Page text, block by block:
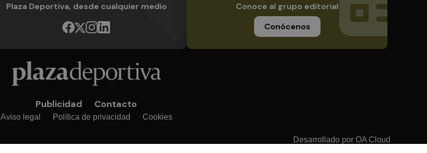
Plaza Deportiva, desde cualquier medio
Conoce al grupo editorial
Conócenos
Publicidad Contacto
Aviso legal Política de privacidad Cookies
Desarrollado por OA Cloud